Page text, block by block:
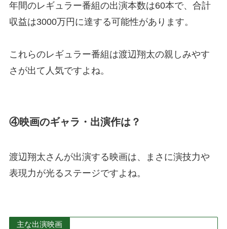
年間のレギュラー番組の出演本数は60本で、合計
収益は3000万円に達する可能性があります。
これらのレギュラー番組は渡辺翔太の親しみやす
さが出て人気ですよね。
④映画のギャラ・出演作は？
渡辺翔太さんが出演する映画は、まさに演技力や
表現力が光るステージですよね。
主な出演映画